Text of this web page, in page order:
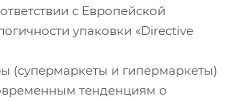
с Европейской
упаковки «Directive
(супермаркеты и гипермаркеты)
тенденциям о